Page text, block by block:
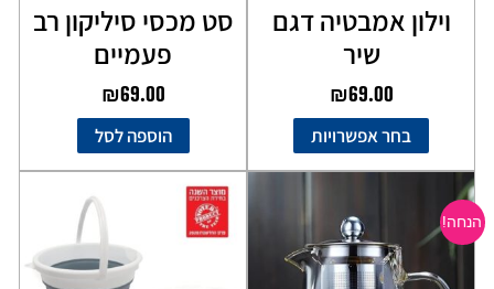
וילון אמבטיה דגם
שיר
₪69.00
בחר אפשרויות
סט מכסי סיליקון רב
פעמיים
₪69.00
הוספה לסל
הנחה!
היה:
₪89.00.
הנוכחי
₪59.00.
עד
מספר
סוגים.